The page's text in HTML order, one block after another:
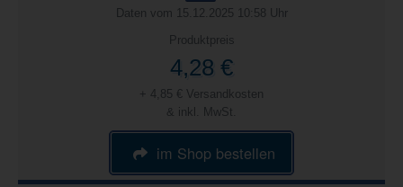
Daten vom 15.12.2025 10:58 Uhr
Produktpreis
4,28 €
+ 4,85 € Versandkosten
& inkl. MwSt.
im Shop bestellen